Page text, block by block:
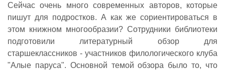
Сейчас очень много современных авторов, которые
пишут для подростков. А как же сориентироваться в
этом книжном многообразии? Сотрудники библиотеки
подготовили литературный обзор для
старшеклассников - участников филологического клуба
"Алые паруса". Основной темой обзора было то, что